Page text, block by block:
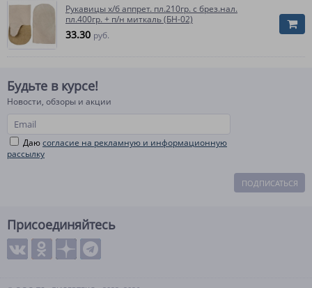
Рукавицы х/б аппрет. пл.210гр. с брез.нал.
пл.400гр. + п/н миткаль (БН-02)
33.30 руб.
Будьте в курсе!
Новости, обзоры и акции
Даюсогласие на рекламную и информационную
рассылку
ПОДПИСАТЬСЯ
Присоединяйтесь